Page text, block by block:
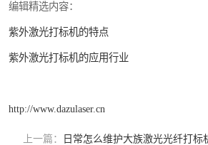
编辑精选内容：
紫外激光打标机的特点
紫外激光打标机的应用行业
http://www.dazulaser.cn
上一篇： 日常怎么维护大族激光光纤打标